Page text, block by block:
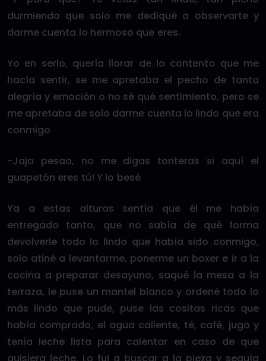
durmiendo que solo me dediqué a observarte y
darme cuenta lo hermoso que eres.
Yo en serio, quería llorar de lo contento que me
hacía sentir, se me apretaba el pecho de tanta
alegría y emoción o no sé qué sentimiento, pero se
me apretaba de solo darme cuenta lo lindo que era
conmigo
-Jaja pesao, no me digas tonteras si aquí el
guapetón eres tú! Y lo besé
Ya a estas alturas sentía que él me había
entregado tanto, que no sabía de qué forma
devolverle todo lo lindo que había sido conmigo,
solo atiné a levantarme, ponerme un boxer e ir a la
cocina a preparar desayuno, saqué la mesa a la
terraza, le puse un mantel blanco y ordené todo lo
más lindo que pude, puse las cositas ricas que
había comprado, el agua caliente, té, café, jugo y
tenía leche lista para calentar en caso de que